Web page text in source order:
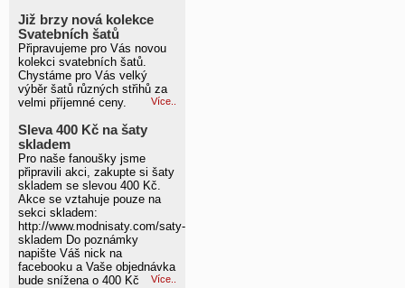
Již brzy nová kolekce
Svatebních šatů
Připravujeme pro Vás novou
kolekci svatebních šatů.
Chystáme pro Vás velký
výběr šatů různých střihů za
velmi příjemné ceny.
Více..
Sleva 400 Kč na šaty
skladem
Pro naše fanoušky jsme
připravili akci, zakupte si šaty
skladem se slevou 400 Kč.
Akce se vztahuje pouze na
sekci skladem:
http://www.modnisaty.com/saty-
skladem Do poznámky
napište Váš nick na
facebooku a Vaše objednávka
bude snížena o 400 Kč
Více..